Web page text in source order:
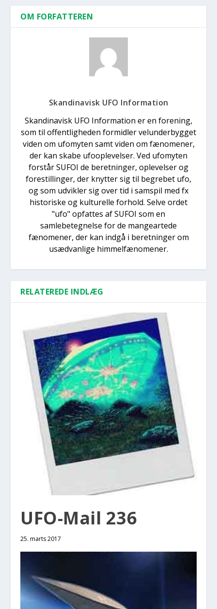
OM FORFATTEREN
Skandinavisk UFO Information
Skandinavisk UFO Information er en forening,
som til offentligheden formidler velunderbygget
viden om ufomyten samt viden om fænomener,
der kan skabe ufooplevelser. Ved ufomyten
forstår SUFOI de beretninger, oplevelser og
forestillinger, der knytter sig til begrebet ufo,
og som udvikler sig over tid i samspil med fx
historiske og kulturelle forhold. Selve ordet
"ufo" opfattes af SUFOI som en
samlebetegnelse for de mangeartede
fænomener, der kan indgå i beretninger om
usædvanlige himmelfænomener.
RELATEREDE INDLÆG
UFO-Mail 236
25. marts 2017